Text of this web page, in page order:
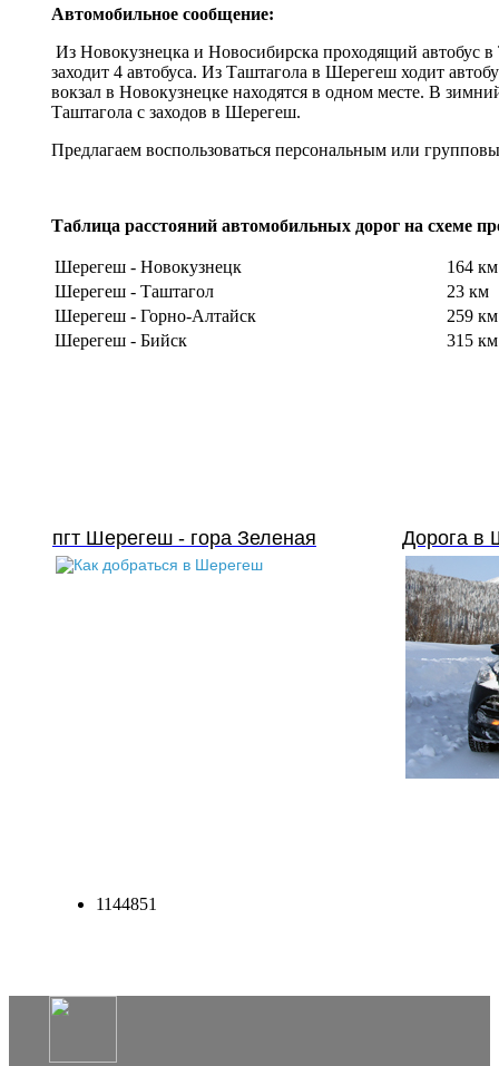
Автомобильное сообщение:
Из Новокузнецка и Новосибирска проходящий автобус
заходит 4 автобуса. Из Таштагола в Шерегеш ходит
вокзал в Новокузнецке находятся в одном месте. В
Таштагола с заходов в Шерегеш.
Предлагаем воспользоваться персональным или
Таблица расстояний автомобильных дорог на схеме
Шерегеш - Новокузнецк
164 км
Шерегеш - Таштагол
23 км
Шерегеш - Горно-Алтайск
259 км
Шерегеш - Бийск
315 км
пгт Шерегеш - гора Зеленая Дорога в
1144851